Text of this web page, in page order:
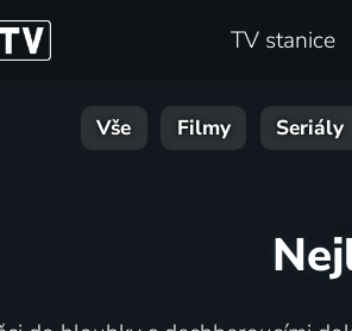
TV stanice
Vše Filmy Seriály